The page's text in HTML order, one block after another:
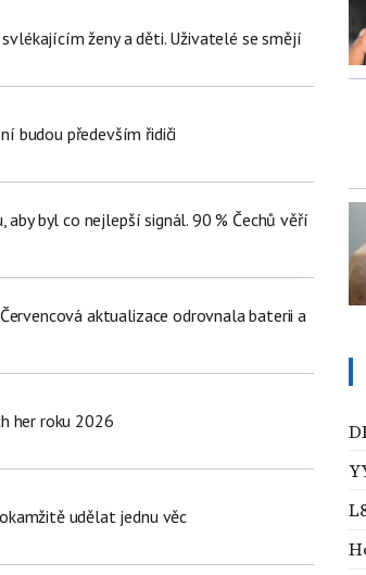
ženy a děti. Uživatelé se smějí
budou především řidiči
byl co nejlepší signál. 90 % Čechů věří
aktualizace odrovnala baterii a
her roku 2026
udělat jednu věc